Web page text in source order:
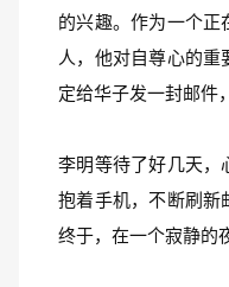
的兴趣。作为一个正
人，他对自尊心的
定给华子发一封邮件
李明等待了好几天，
抱着手机，不断刷新
终于，在一个寂静的